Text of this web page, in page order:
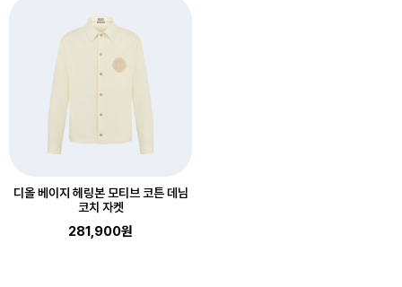
디올 베이지 헤링본 모티브 코튼 데님
코치 자켓
281,900원